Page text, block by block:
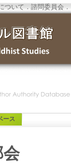
ついて ．諮問委員会 ．
ース
会